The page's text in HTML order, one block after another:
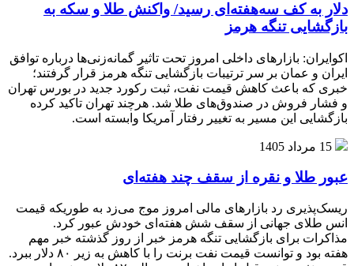
دلار به کف سه‌هفته‌ای رسید/ واکنش طلا و سکه به
بازگشایی تنگه هرمز
اکوایران: بازارهای داخلی امروز تحت تاثیر گمانه‌زنی‌ها درباره توافق
ایران و عمان بر سر ترتیبات بازگشایی تنگه هرمز قرار گرفتند؛
خبری که باعث کاهش قیمت نفت، ثبت رکورد جدید در بورس تهران
و فشار فروش در صندوق‌های طلا شد. هرچند تهران تاکید کرده
بازگشایی این مسیر به تغییر رفتار آمریکا وابسته است.
15 مرداد 1405
عبور طلا و نقره از سقف چند هفته‌ای
ریسک‌پذیری رد بازارهای مالی امروز موج می‌زد به طوریکه قیمت
انس طلای جهانی از سقف شش هفته‌ای خودش عبور کرد.
مذاکرات برای بازگشایی تنگه هرمز خبر از روز گذشته خبر مهم
هفته بود و توانست قیمت نفت برنت را با کاهش به زیر ۸۰ دلار ببرد.